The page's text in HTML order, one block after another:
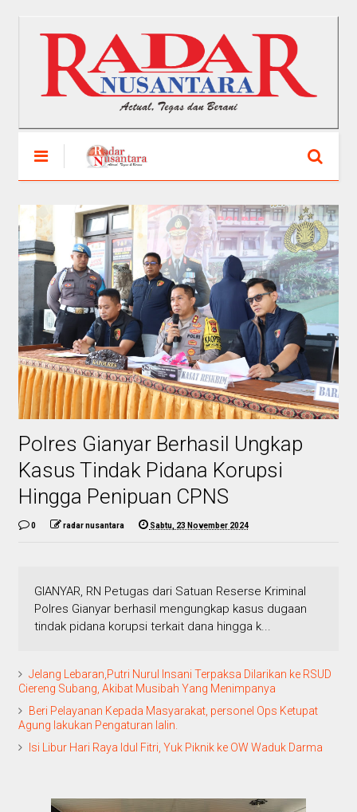
Polres Gianyar Berhasil Ungkap
Kasus Tindak Pidana Korupsi
Hingga Penipuan CPNS
0 radar nusantara Sabtu, 23 November 2024
GIANYAR, RN Petugas dari Satuan Reserse Kriminal
Polres Gianyar berhasil mengungkap kasus dugaan
tindak pidana korupsi terkait dana hingga k...
Jelang Lebaran,Putri Nurul Insani Terpaksa Dilarikan ke RSUD
Ciereng Subang, Akibat Musibah Yang Menimpanya
Beri Pelayanan Kepada Masyarakat, personel Ops Ketupat
Agung lakukan Pengaturan lalin.
Isi Libur Hari Raya Idul Fitri, Yuk Piknik ke OW Waduk Darma